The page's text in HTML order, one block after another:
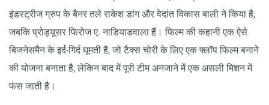
इंडस्ट्रीज ग्रुप के बैनर तले राकेश डांग और वेदांत विकास बाली ने किया है,
जबकि प्रोड्यूसर फिरोज ए. नाडियाडवाला हैं। फिल्म की कहानी एक ऐसे
बिजनेसमैन के इर्द-गिर्द घूमती है, जो टैक्स चोरी के लिए एक फ्लॉप फिल्म बनाने
की योजना बनाता है, लेकिन बाद में पूरी टीम अनजाने में एक असली मिशन में
फंस जाती है।